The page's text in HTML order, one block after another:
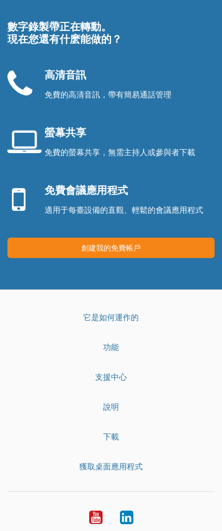
數字錄製帶正在轉動。
現在您還有什麽能做的？
聽
高清音訊
免費的高清音訊，帶有簡易通話管理
型
腦
螢幕共享
免費的螢幕共享，無需主持人或參與者下載
備
免費會議應用程式
適用于每臺設備的直觀、輕鬆的會議應用程式
創建我的免費帳戶
它是如何運作的
功能
支援中心
說明
下載
獲取桌面應用程式
YouTubeLinkedIn